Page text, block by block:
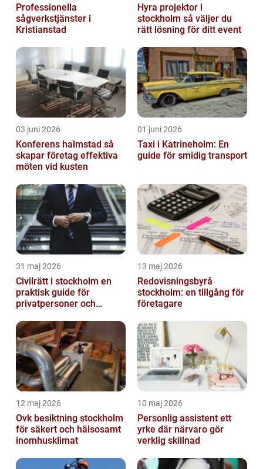
Professionella
sågverkstjänster i
Kristianstad
Hyra projektor i
stockholm så väljer du
rätt lösning för ditt event
03 juni 2026
Konferens halmstad så
skapar företag effektiva
möten vid kusten
01 juni 2026
Taxi i Katrineholm: En
guide för smidig transport
31 maj 2026
Civilrätt i stockholm en
praktisk guide för
privatpersoner och
13 maj 2026
Redovisningsbyrå
stockholm: en tillgång för
företagare
12 maj 2026
Ovk besiktning stockholm
för säkert och hälsosamt
inomhusklimat
10 maj 2026
Personlig assistent ett
yrke där närvaro gör
verklig skillnad